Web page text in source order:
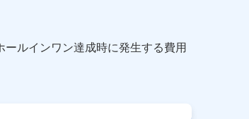
ルインワン達成時に発生する費用